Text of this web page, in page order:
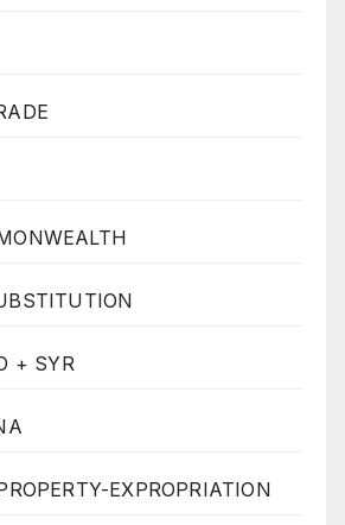
+ SYR
EXPROPRIATION